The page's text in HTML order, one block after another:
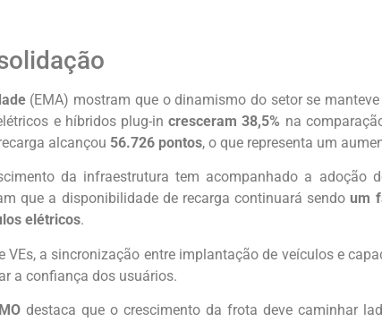
(EMA) mostram que o dinamismo do setor se
e híbridos plug-incresceram 38,5% na
alcançou 56.726 pontos, o que representa um
da infraestrutura tem acompanhado a adoção
que a disponibilidade de recarga continuará sendoum
elétricos.
a sincronização entre implantação de veículos e
a confiança dos usuários.
destaca que o crescimento da frota deve caminhar